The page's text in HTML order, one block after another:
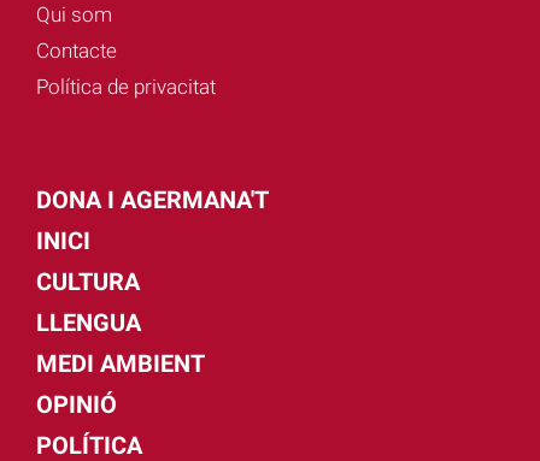
Qui som
Contacte
Política de privacitat
DONA I AGERMANA'T
INICI
CULTURA
LLENGUA
MEDI AMBIENT
OPINIÓ
POLÍTICA